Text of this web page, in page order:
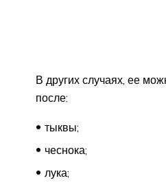
В других случаях, ее
после:
тыквы;
чеснока;
лука;